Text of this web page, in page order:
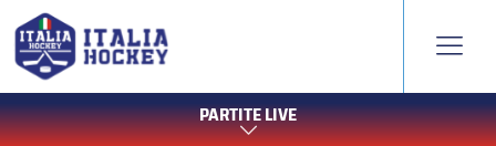
PARTITE LIVE